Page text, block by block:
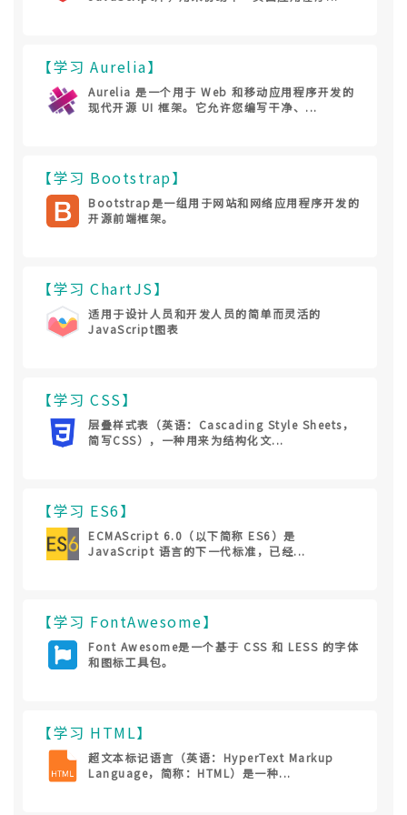
【学习 Aurelia】
Aurelia 是一个用于 Web 和移动应用程序开发的
现代开源 UI 框架。它允许您编写干净、...
【学习 Bootstrap】
Bootstrap是一组用于网站和网络应用程序开发的
开源前端框架。
【学习 ChartJS】
适用于设计人员和开发人员的简单而灵活的
JavaScript图表
【学习 CSS】
层叠样式表（英语：Cascading Style Sheets，
简写CSS），一种用来为结构化文...
【学习 ES6】
ECMAScript 6.0（以下简称 ES6）是
JavaScript 语言的下一代标准，已经...
【学习 FontAwesome】
Font Awesome是一个基于 CSS 和 LESS 的字体
和图标工具包。
【学习 HTML】
超文本标记语言（英语：HyperText Markup
Language，简称：HTML）是一种...